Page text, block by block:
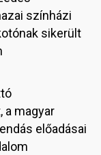
színházi
sikerült
a magyar
előadásai